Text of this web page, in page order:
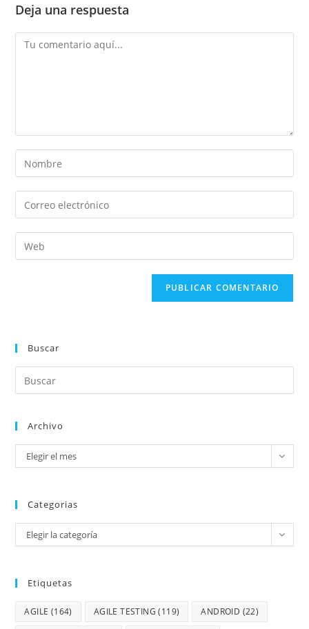
Deja una respuesta
Buscar
Archivo
Elegir el mes
Categorias
Elegir la categoría
Etiquetas
AGILE (164) AGILE TESTING (119) ANDROID (22)